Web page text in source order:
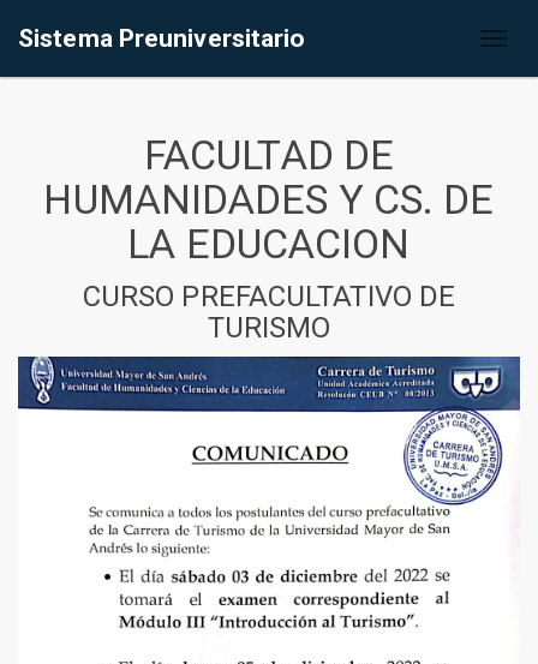
Sistema Preuniversitario
FACULTAD DE
HUMANIDADES Y CS. DE
LA EDUCACION
CURSO PREFACULTATIVO DE
TURISMO